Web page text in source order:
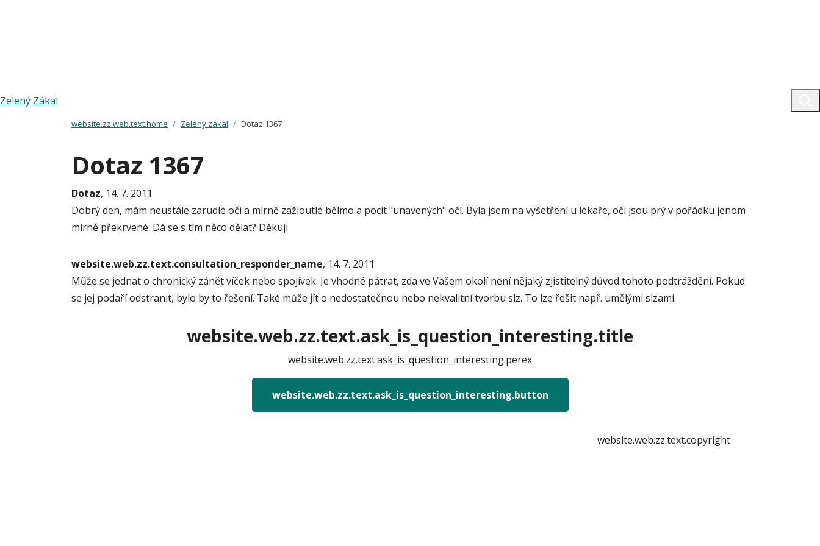
Zelený Zákal
website.zz.web.text.home Zelený zákal Dotaz 1367
Dotaz 1367
Dotaz, 14. 7. 2011
Dobrý den, mám neustále zarudlé oči a mírně zažloutlé bělmo a pocit "unavených" očí. Byla jsem na vyšetření u lékaře, oči jsou prý v pořádku jenom
mírně překrvené. Dá se s tím něco dělat? Děkuji
website.web.zz.text.consultation_responder_name, 14. 7. 2011
Může se jednat o chronický zánět víček nebo spojivek. Je vhodné pátrat, zda ve Vašem okolí není nějaký zjistitelný důvod tohoto podtráždění. Pokud
se jej podaří odstranit, bylo by to řešení. Také může jít o nedostatečnou nebo nekvalitní tvorbu slz. To lze řešit např. umělými slzami.
website.web.zz.text.ask_is_question_interesting.title
website.web.zz.text.ask_is_question_interesting.perex
website.web.zz.text.ask_is_question_interesting.button
website.web.zz.text.copyright